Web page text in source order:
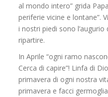
al mondo intero” grida
periferie vicine e lontane”.
i nostri piedi sono l’augurio
ripartire.
In Aprile “ogni ramo
Cerca di capire”! Linfa di
primavera di ogni nostra
primavera e facci